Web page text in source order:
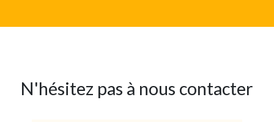
N'hésitez pas à nous contacter